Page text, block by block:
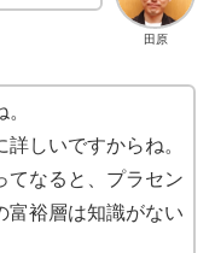
田原
しいですからね。
てなると、プラセン
富裕層は知識がない